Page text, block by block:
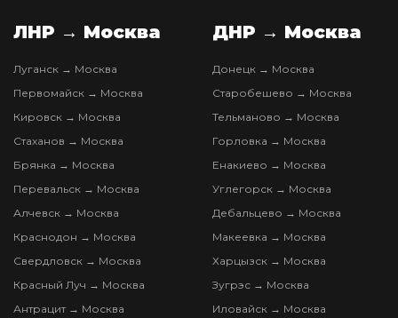
ЛНР → Москва
Луганск → Москва
Первомайск → Москва
Кировск → Москва
Стаханов → Москва
Брянка → Москва
Перевальск → Москва
Алчевск → Москва
Краснодон → Москва
Свердловск → Москва
Красный Луч → Москва
Антрацит → Москва
ДНР → Москва
Донецк → Москва
Старобешево → Москва
Тельманово → Москва
Горловка → Москва
Енакиево → Москва
Углегорск → Москва
Дебальцево → Москва
Макеевка → Москва
Харцызск → Москва
Зугрэс → Москва
Иловайск → Москва